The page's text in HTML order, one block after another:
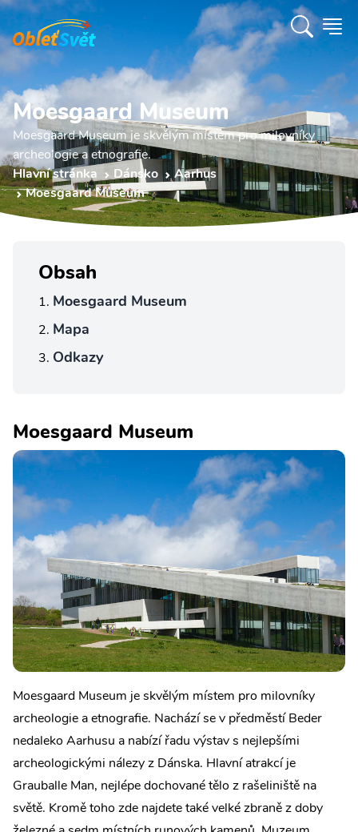
Moesgaard Museum
Moesgaard Museum je skvělým místem pro milovníky
archeologie a etnografie.
Hlavní stránka
Dánsko
Aarhus
Moesgaard Museum
Obsah
Moesgaard Museum
Mapa
Odkazy
Moesgaard Museum
Moesgaard Museum je skvělým místem pro milovníky
archeologie a etnografie. Nachází se v předměstí Beder
nedaleko Aarhusu a nabízí řadu výstav s nejlepšími
archeologickými nálezy z Dánska. Hlavní atrakcí je
Grauballe Man, nejlépe dochované tělo z rašeliniště na
světě. Kromě toho zde najdete také velké zbraně z doby